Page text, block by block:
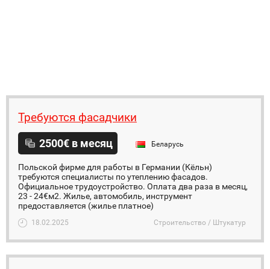
Требуются фасадчики
2500€ в месяц Беларусь
Польской фирме для работы в Германии (Кёльн)
требуются специалисты по утеплению фасадов.
Официальное трудоустройство. Оплата два раза в месяц,
23 - 24€м2. Жилье, автомобиль, инструмент
предоставляется (жилье платное)
18.02.2025 Строительство / Штукатур